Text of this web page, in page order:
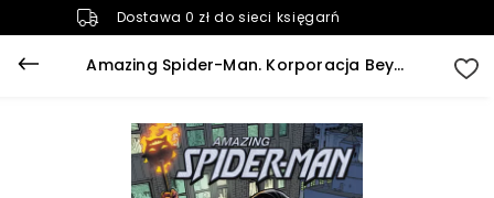
Dostawa 0 zł do sieci księgarń
Amazing Spider-Man. Korporacja Beyond. Tom 2